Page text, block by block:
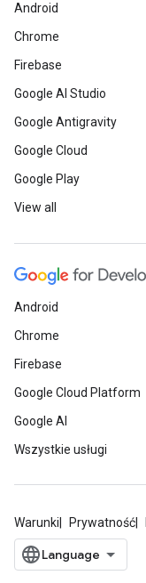
Android
Chrome
Firebase
Google AI Studio
Google Antigravity
Google Cloud
Google Play
View all
Android
Chrome
Firebase
Google Cloud Platform
Google AI
Wszystkie usługi
Warunki Prywatność